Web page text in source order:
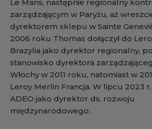
Le Mans, następnie regionalny
zarządzającym w Paryżu, aż
dyrektorem sklepu w Sainte
2006 roku Thomas dołączył do
Brazylia jako dyrektor regionalny,
stanowisko dyrektora
Włochy w 2011 roku, natomiast w
Leroy Merlin Francja. W lipcu 2023 r.
ADEO jako dyrektor ds. rozwoju
międzynarodowego.